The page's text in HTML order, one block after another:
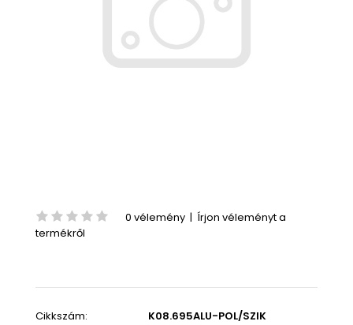
0 vélemény | Írjon véleményt a
termékről
Cikkszám:
K08.695ALU-POL/SZIK